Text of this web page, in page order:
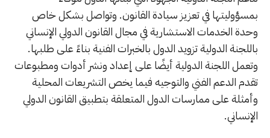
بمسؤوليتها في تعزيز سيادة القانون. وتواصل بشكل خاص
وحدة الخدمات الاستشارية في مجال القانون الدولي الإنساني
باللجنة الدولية تزويد الدول بالخبرات الفنية بناءً على طلبها.
وتعمل اللجنة الدولية أيضًا على إعداد ونشر أدوات ومطبوعات
تقدم الدعم الفني والتوجيه فيما يخص التشريعات المحلية
وأمثلة على ممارسات الدول المتعلقة بتطبيق القانون الدولي
الإنساني.